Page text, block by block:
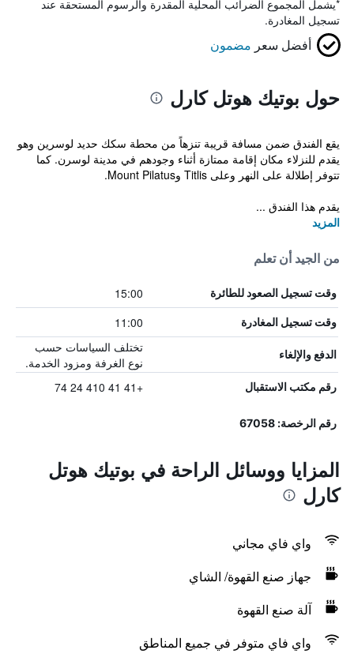
*يشمل المجموع الضرائب المحلية المقدرة والرسوم المستحقة عند
تسجيل المغادرة.
أفضل سعر مضمون
حول بوتيك هوتل كارل
يقع الفندق ضمن مسافة قريبة تنزهاً من محطة سكك حديد لوسرين وهو
يقدم للنزلاء مكان إقامة ممتازة أثناء وجودهم في مدينة لوسرن. كما
تتوفر إطلالة على النهر وعلى Titlis وMount Pilatus.
يقدم هذا الفندق ...
المزيد
من الجيد أن تعلم
وقت تسجيل الصعود للطائرة 15:00
وقت تسجيل المغادرة 11:00
الدفع والإلغاء
تختلف السياسات حسب
نوع الغرفة ومزود الخدمة.
رقم مكتب الاستقبال +41 41 410 24 74
رقم الرخصة: 67058
المزايا ووسائل الراحة في بوتيك هوتل
كارل
واي فاي مجاني
جهاز صنع القهوة/ الشاي
آلة صنع القهوة
واي فاي متوفر في جميع المناطق